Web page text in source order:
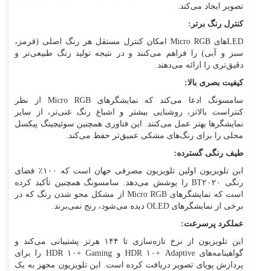
تصویر ایجاد می‌کند.
کنترل رنگ برتر:
LED‌های Micro RGB امکان کنترل مستقل هر رنگ اصلی (قرمز،
سبز و آبی) را فراهم می‌کنند و در نتیجه تولید رنگ طبیعی‌تر و
دقیق‌تری را ارائه می‌دهند.
کیفیت بصری بالا:
سامسونگ ادعا می‌کند که نمایشگر‌های Micro RGB از نظر
کنتراست بالاتر، روشنایی بیشتر و اشباع رنگ غنی‌تر، از سایر
نمایشگر‌ها بهتر عمل می‌کنند. این فناوری همچنین سوئیچینگ پیکسل
محلی را برای رنگ‌های مشکی عمیق‌تر حفظ می‌کند.
طیف رنگی گسترده:
این تلویزیون اولین تلویزیون مصرفی جهان است که ۱۰۰٪ فضای
رنگی BT۲۰۲۰ را پوشش می‌دهد. سامسونگ همچنین تأکید کرده
است که نمایشگر‌های Micro RGB از مشکل محو شدن رنگ که در
برخی از نمایشگر‌های OLED دیده می‌شود، رنج نمی‌برند.
عملکرد پرسرعت:
این تلویزیون از نرخ تازه‌سازی تا ۱۴۴ هرتز پشتیبانی می‌کند و
گواهینامه‌های HDR ۱۰+ Adaptive و HDR ۱۰+ Gaming را برای
پردازش پویای تصویر دریافت کرده است. این تلویزیون مجهز به یک